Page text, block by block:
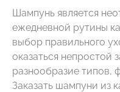
Шампунь является
ежедневной рутины
выбор правильного
оказаться непростой
разнообразие типов,
Заказать шампуни из